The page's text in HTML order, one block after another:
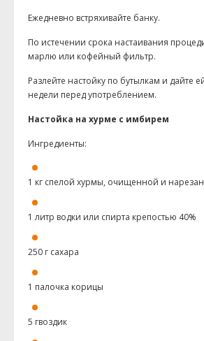
Ежедневно встряхивайте банку.
По истечении срока настаивания
марлю или кофейный фильтр.
Разлейте настойку по бутылкам и дайте
недели перед употреблением.
Настойка на хурме с имбирем
Ингредиенты:
1 кг спелой хурмы, очищенной и
1 литр водки или спирта крепостью 40%
250 г сахара
1 палочка корицы
5 гвоздик